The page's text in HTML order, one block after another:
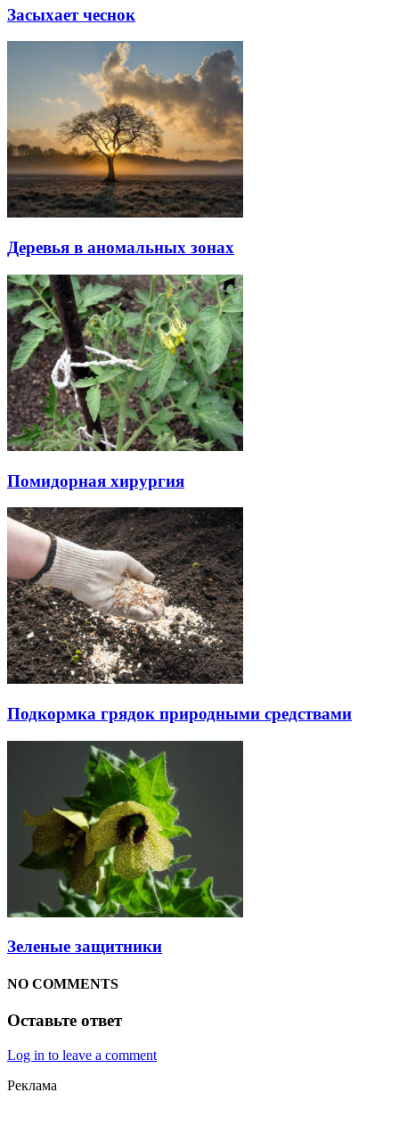
Засыхает чеснок
Деревья в аномальных зонах
Помидорная хирургия
Подкормка грядок природными средствами
Зеленые защитники
NO COMMENTS
Оставьте ответ
Log in to leave a comment
Реклама